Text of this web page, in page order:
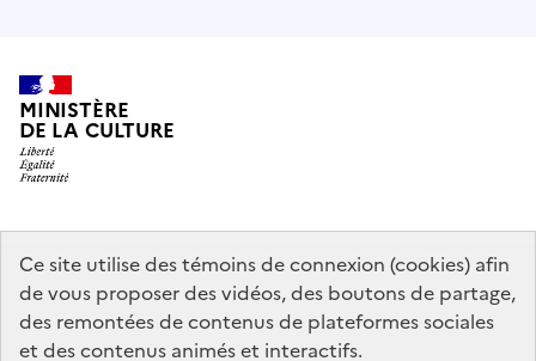
Ce site utilise des témoins de connexion (cookies) afin
de vous proposer des vidéos, des boutons de partage,
des remontées de contenus de plateformes sociales
et des contenus animés et interactifs.
MINISTÈRE
DE LA CULTURE
data.gouv.fr legifrance.gouv.fr
info.gouv.fr
service-public.gouv.fr